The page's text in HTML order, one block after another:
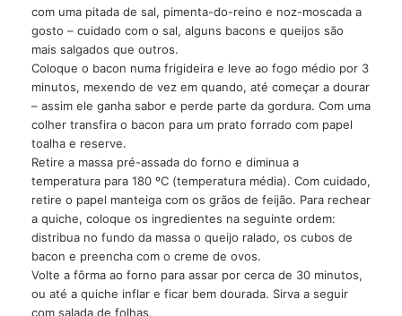
com uma pitada de sal, pimenta-do-reino e noz-moscada a
gosto – cuidado com o sal, alguns bacons e queijos são
mais salgados que outros.
Coloque o bacon numa frigideira e leve ao fogo médio por 3
minutos, mexendo de vez em quando, até começar a dourar
– assim ele ganha sabor e perde parte da gordura. Com uma
colher transfira o bacon para um prato forrado com papel
toalha e reserve.
Retire a massa pré-assada do forno e diminua a
temperatura para 180 ºC (temperatura média). Com cuidado,
retire o papel manteiga com os grãos de feijão. Para rechear
a quiche, coloque os ingredientes na seguinte ordem:
distribua no fundo da massa o queijo ralado, os cubos de
bacon e preencha com o creme de ovos.
Volte a fôrma ao forno para assar por cerca de 30 minutos,
ou até a quiche inflar e ficar bem dourada. Sirva a seguir
com salada de folhas.